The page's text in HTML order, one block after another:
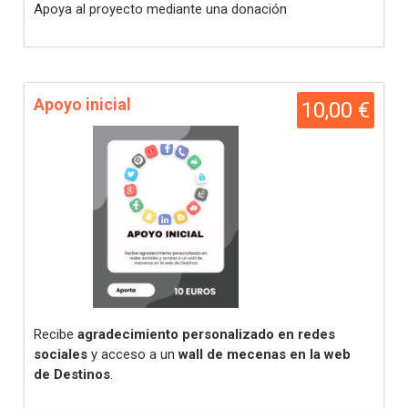
Apoya al proyecto mediante una donación
10,00 €
Apoyo inicial
Recibe agradecimiento personalizado en redes
sociales y acceso a unwall de mecenas en la web
de Destinos.